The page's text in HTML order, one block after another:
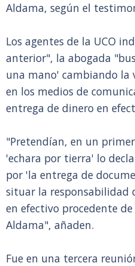
Aldama, según el
Los agentes de la UCO
anterior", la abogada
una mano' cambiando la
en los medios de
entrega de dinero en
"Pretendían, en un
'echara por tierra' lo
por 'la entrega de
situar la responsabilidad
en efectivo procedente
Aldama", añaden.
Fue en una tercera